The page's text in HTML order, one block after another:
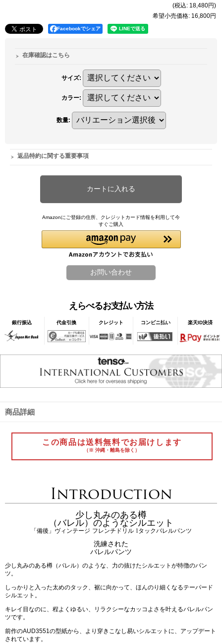
(税込: 18,480円)
希望小売価格: 16,800円
Facebookでシェア
在庫確認はこちら
サイズ:
カラー:
数量:
返品特約に関する重要事項
Amazonにご登録の住所、クレジットカード情報を利用して今
すぐご購入
えらべるお支払い方法
銀行振込 代金引換 クレジット コンビニ払い 楽天ID決済
商品詳細
この商品は送料無料でお届けします
（※ 沖縄・離島を除く）
Introduction
少し丸みのある樽
（バレル）のようなシルエット
「備後」ヴィンテージ フレンチドリル 1タックバレルパンツ
洗練された
バレルパンツ
少し丸みのある樽（バレル）のような、力の抜けたシルエットが特徴のパン
ツ。
しっかりと入った太めのタック、裾に向かって、ほんのり細くなるテーパード
シルエット。
キレイ目なのに、程よくゆるい、リラクシーなカッコよさを叶えるバレルパン
ツです。
前作のAUD3551の型紙から、より穿きこなし易いシルエットに、アップデート
されています。